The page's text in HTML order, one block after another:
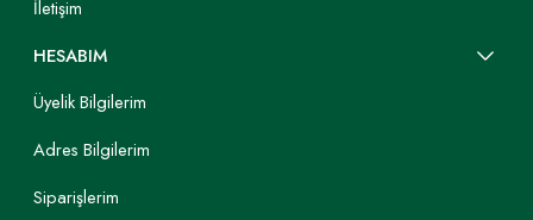
İletişim
HESABIM
Üyelik Bilgilerim
Adres Bilgilerim
Siparişlerim